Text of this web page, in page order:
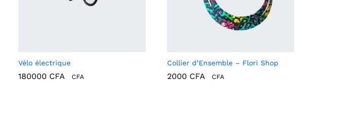
Vélo électrique
180000 CFA CFA
Collier d’Ensemble – Flori Shop
2000 CFA CFA